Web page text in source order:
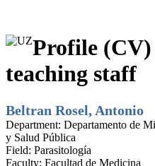
Profile (CV)
teaching staff
Beltran Rosel, Antonio
Department: Departamento de
y Salud Pública
Field: Parasitología
Faculty: Facultad de Medicina